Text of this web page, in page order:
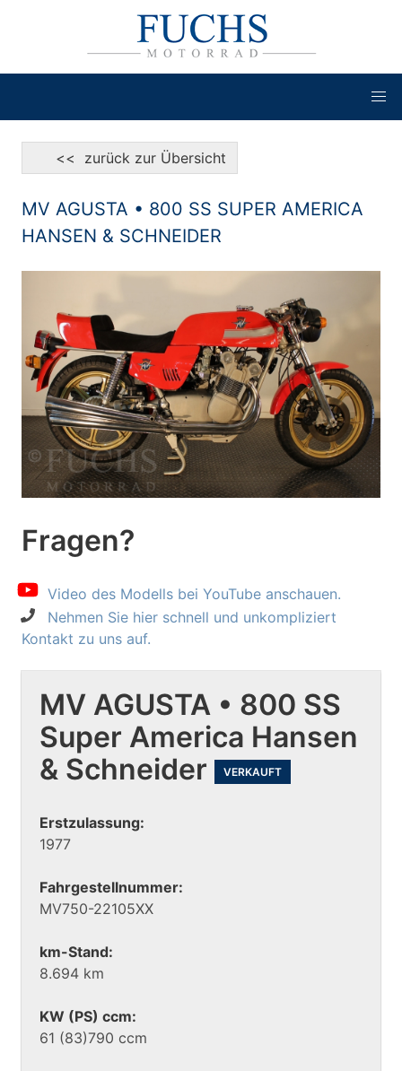
<< zurück zur Übersicht
MV AGUSTA • 800 SS SUPER AMERICA
HANSEN & SCHNEIDER
Fragen?
Video des Modells bei YouTube anschauen.
Nehmen Sie hier schnell und unkompliziert
Kontakt zu uns auf.
MV AGUSTA • 800 SS
Super America Hansen
& Schneider
VERKAUFT
Erstzulassung:
1977
Fahrgestellnummer:
MV750-22105XX
km-Stand:
8.694 km
KW (PS) ccm:
61 (83)790 ccm